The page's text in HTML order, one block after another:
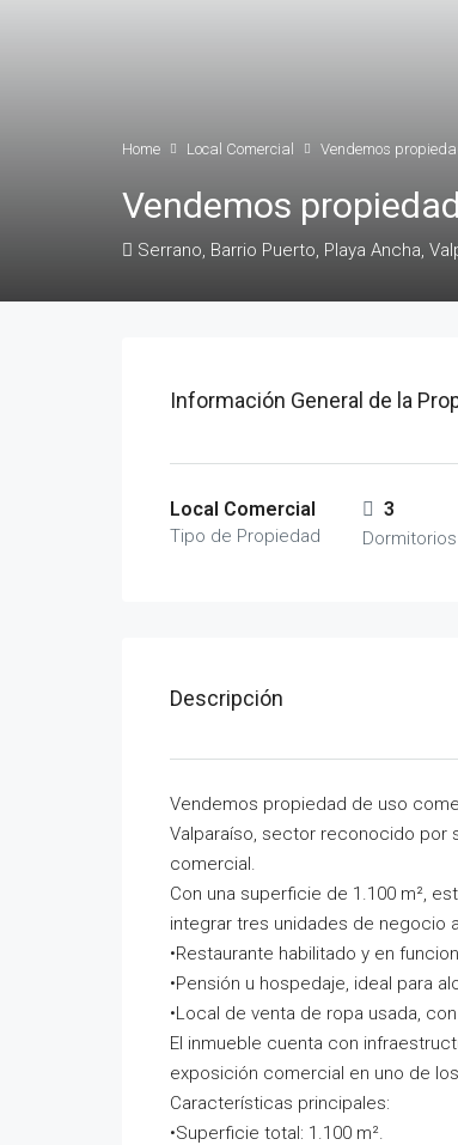
Home Local Comercial Vendemos
Vendemos
Serrano, Barrio Puerto, Playa Ancha,
Información General de la
Local Comercial
Tipo de Propiedad
3
Dormitorios
Descripción
Vendemos propiedad de uso
Valparaíso, sector reconocido por
comercial.
Con una superficie de 1.100 m²,
integrar tres unidades de negocio
•Restaurante habilitado y en
•Pensión u hospedaje, ideal para
•Local de venta de ropa usada,
El inmueble cuenta con
exposición comercial en uno de
Características principales:
•Superficie total: 1.100 m².